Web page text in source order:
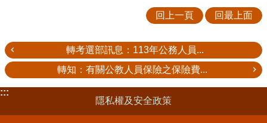
回上一頁 回最上面
轉考選部訊息：113年公務人員...
轉知：有關公教人員保險之保險費...
:::
隱私權及安全政策